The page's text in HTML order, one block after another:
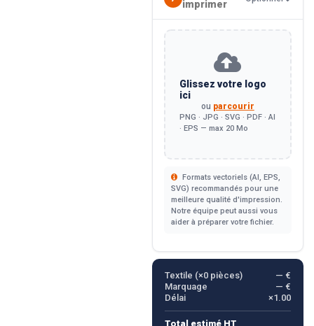
imprimer
Glissez votre logo
ici
ou parcourir
PNG · JPG · SVG · PDF · AI
· EPS — max 20 Mo
Formats vectoriels (AI, EPS,
SVG) recommandés pour une
meilleure qualité d'impression.
Notre équipe peut aussi vous
aider à préparer votre fichier.
Textile (×0pièces)
— €
Marquage
— €
Délai
×1.00
Total estimé HT